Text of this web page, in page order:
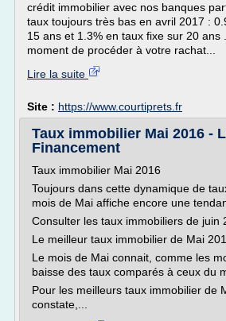
crédit immobilier avec nos banques
taux toujours très bas en avril 2017 :
15 ans et 1.3% en taux fixe sur 20 ans
moment de procéder à votre rachat...
Lire la suite
Site : https://www.courtiprets.fr
Taux immobilier Mai 2016 -
Financement
Taux immobilier Mai 2016
Toujours dans cette dynamique de
mois de Mai affiche encore une
Consulter les taux immobiliers de juin
Le meilleur taux immobilier de Mai
Le mois de Mai connait, comme les
baisse des taux comparés à ceux du
Pour les meilleurs taux immobilier de
constate,...